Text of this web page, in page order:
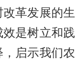
革发展的生
效是树立和践
， 启示我们农